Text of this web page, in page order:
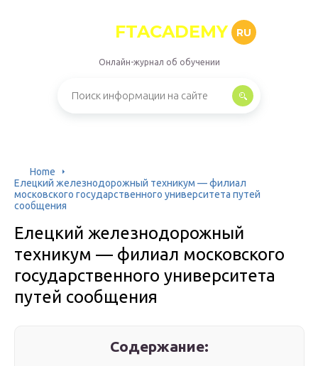
FTACADEMY RU
Онлайн-журнал об обучении
Home
Елецкий железнодорожный техникум — филиал
московского государственного университета путей
сообщения
Елецкий железнодорожный
техникум — филиал московского
государственного университета
путей сообщения
Содержание: